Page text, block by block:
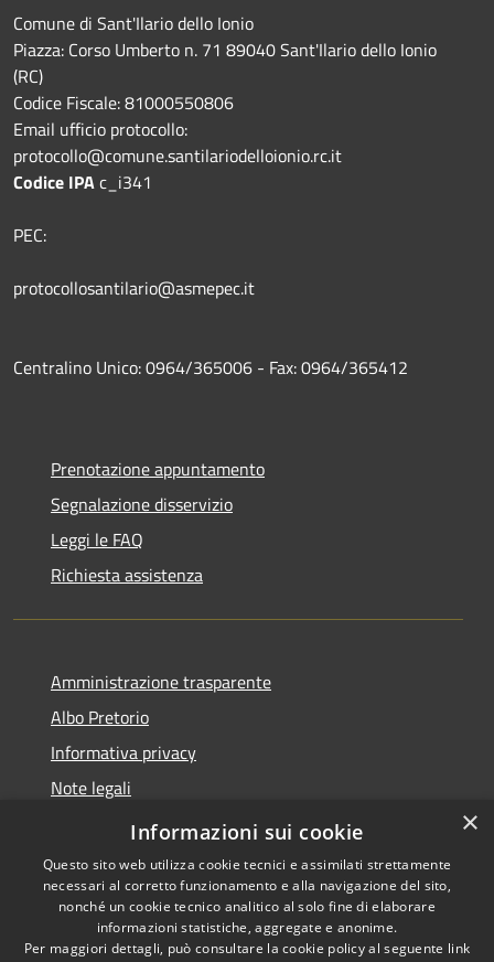
Comune di Sant'Ilario dello Ionio
Piazza: Corso Umberto n. 71 89040 Sant'Ilario dello Ionio
(RC)
Codice Fiscale: 81000550806
Email ufficio protocollo:
protocollo@comune.santilariodelloionio.rc.it
Codice IPAc_i341
PEC:
protocollosantilario@asmepec.it
Centralino Unico: 0964/365006 - Fax: 0964/365412
Prenotazione appuntamento
Segnalazione disservizio
Leggi le FAQ
Richiesta assistenza
Amministrazione trasparente
Albo Pretorio
Informativa privacy
Note legali
Dichiarazione di accessibilità
Copyright © 2026 • Comune di
×
Informazioni sui cookie
Questo sito web utilizza cookie tecnici e assimilati strettamente
necessari al corretto funzionamento e alla navigazione del sito,
nonché un cookie tecnico analitico al solo fine di elaborare
informazioni statistiche, aggregate e anonime.
Per maggiori dettagli, può consultare la cookie policy al seguente link